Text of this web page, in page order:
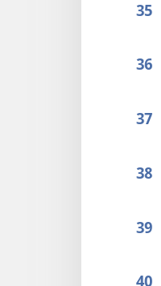
35
36
37
38
39